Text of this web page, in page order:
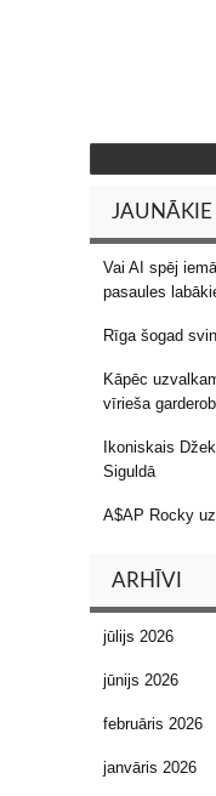
JAUNĀKIE
Vai AI spēj
pasaules
Rīga šogad
Kāpēc
vīrieša
Ikoniskais
Siguldā
A$AP Rocky
ARHĪVI
jūlijs 2026
jūnijs 2026
februāris 2026
janvāris 2026